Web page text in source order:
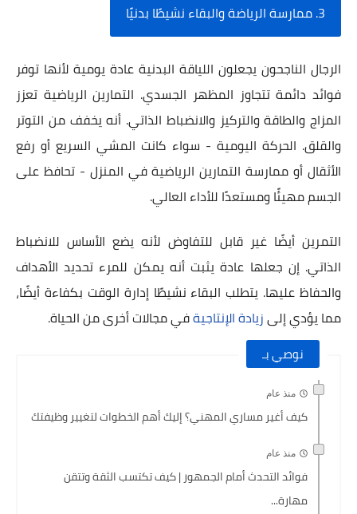
3. ممارسة الرياضة والبقاء نشيطًا بدنيًا
الرجال الناجحون يجعلون اللياقة البدنية عادة يومية لأنها توفر
فوائد دائمة تتجاوز المظهر الجسدي. التمارين الرياضية تعزز
المزاج والطاقة والتركيز والانضباط الذاتي. أنه يخفف من التوتر
والقلق. الحركة اليومية - سواء كانت المشي السريع أو رفع
الأثقال أو ممارسة التمارين الرياضية في المنزل - تحافظ على
الجسم مهيئًا ومستعدًا للأداء العالي.
التمرين أيضًا غير قابل للتفاوض لأنه يضع الأساس للانضباط
الذاتي. إن جعلها عادة يثبت أنه يمكن للمرء تحديد الأهداف
والحفاظ عليها. يتطلب البقاء نشيطًا إدارة الوقت بكفاءة أيضًا،
مما يؤدي إلىزيادة الإنتاجيةفي مجالات أخرى من الحياة.
نوصي بـ
منذ عام
كيف أغير مساري المهني؟ إليك أهم الخطوات لتغيير وظيفتك
منذ عام
فوائد التحدث أمام الجمهور | كيف تكتسب الثقة وتتقن
مهارة...